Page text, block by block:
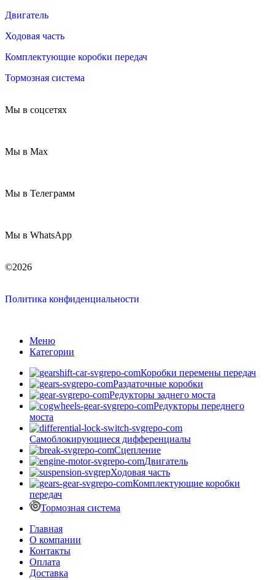
Двигатель
Ходовая часть
Комплектующие коробки передач
Тормозная система
Мы в соцсетях
Мы в Max
Мы в Телеграмм
Мы в WhatsApp
©2026
Политика конфиденциальности
Меню
Категории
Коробки перемены передач
Раздаточные коробки
Редукторы заднего моста
Редукторы переднего
моста
Самоблокирующиеся дифференциалы
Сцепление
Двигатель
Ходовая часть
Комплектующие коробки
передач
Тормозная система
Главная
О компании
Контакты
Оплата
Доставка